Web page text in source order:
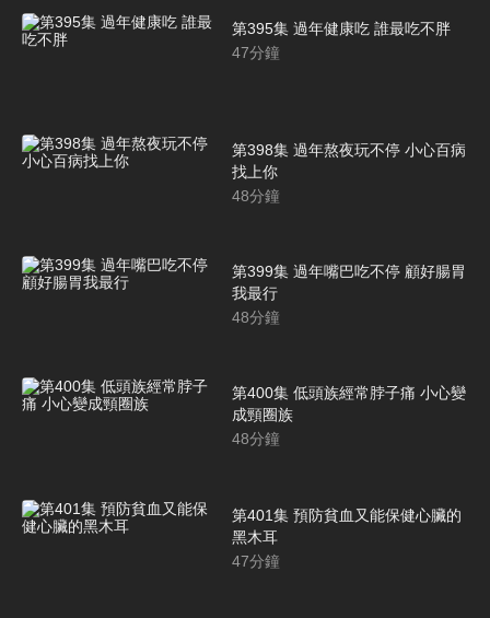
第395集 過年健康吃 誰最吃不胖
47分鐘
第398集 過年熬夜玩不停 小心百病
找上你
48分鐘
第399集 過年嘴巴吃不停 顧好腸胃
我最行
48分鐘
第400集 低頭族經常脖子痛 小心變
成頸圈族
48分鐘
第401集 預防貧血又能保健心臟的
黑木耳
47分鐘